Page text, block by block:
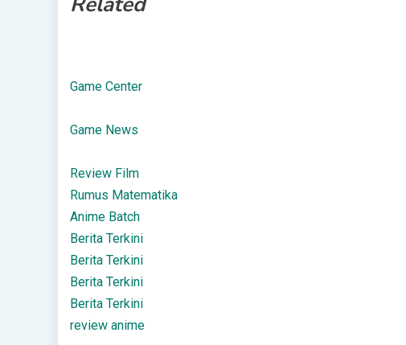
Game Center
Game News
Review Film
Rumus Matematika
Anime Batch
Berita Terkini
Berita Terkini
Berita Terkini
Berita Terkini
review anime